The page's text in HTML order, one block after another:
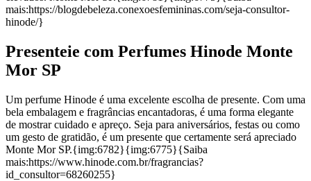
mais:https://blogdebeleza.conexoesfemininas.com/seja-consultor-
hinode/}
Presenteie com Perfumes Hinode Monte
Mor SP
Um perfume Hinode é uma excelente escolha de presente. Com uma
bela embalagem e fragrâncias encantadoras, é uma forma elegante
de mostrar cuidado e apreço. Seja para aniversários, festas ou como
um gesto de gratidão, é um presente que certamente será apreciado
Monte Mor SP.{img:6782}{img:6775}{Saiba
mais:https://www.hinode.com.br/fragrancias?
id_consultor=68260255}